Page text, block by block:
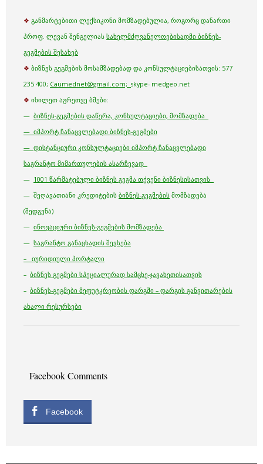
❖ განმარტებითი ლექსიკონი მომზადებულია, როგორც დანართი
პროფ. ლევან შენგელიას სახელმძღვანელოებისადმი ბიზნეს-
გეგმების შესახებ
❖ ბიზნეს გეგმების მოსამზადებად და კონსულტაციებისათვის: 577
235 400; Caumednet@gmail.com; skype- medgeo.net
❖ იხილეთ აგრეთვე ბმები:
— ბიზნეს-გეგმების დაწერა, კონსულტაციები, მომზადება
— იმპორტ ჩანაცვლებადი ბიზნეს-გეგმები
— დისტანციური კონსულტაციები იმპორტ ჩანაცვლებადი
საგრანტო მიმართულების ასარჩევად
— 1001 წარმატებული ბიზნეს გეგმა თქვენი ბიზნესისათვის
— შეღავათიანი კრედიტების ბიზნეს-გეგმების მომზადება
(შედგენა)
— ინოვაციური ბიზნეს-გეგმების მომზადება
— საგრანტო განაცხადის შევსება
– იურიდიული პორტალი
– ბიზნეს გეგმები სპეციალურად სამცხე-ჯავახეთისათვის
– ბიზნეს-გეგმები მეფუტკრეობის დარგში – დარგის განვითარების
ახალი რესურსები
Facebook Comments
Facebook